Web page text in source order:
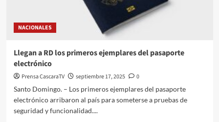
NACIONALES
Llegan a RD los primeros ejemplares del pasaporte
electrónico
Prensa CascaraTV septiembre 17, 2025
0
Santo Domingo. – Los primeros ejemplares del pasaporte
electrónico arribaron al país para someterse a pruebas de
seguridad y funcionalidad....